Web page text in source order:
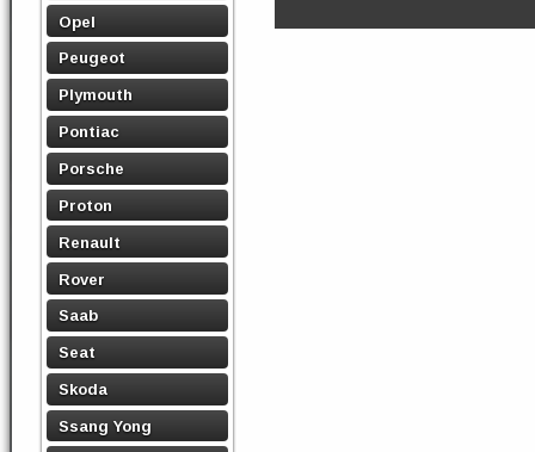
Opel
Peugeot
Plymouth
Pontiac
Porsche
Proton
Renault
Rover
Saab
Seat
Skoda
Ssang Yong